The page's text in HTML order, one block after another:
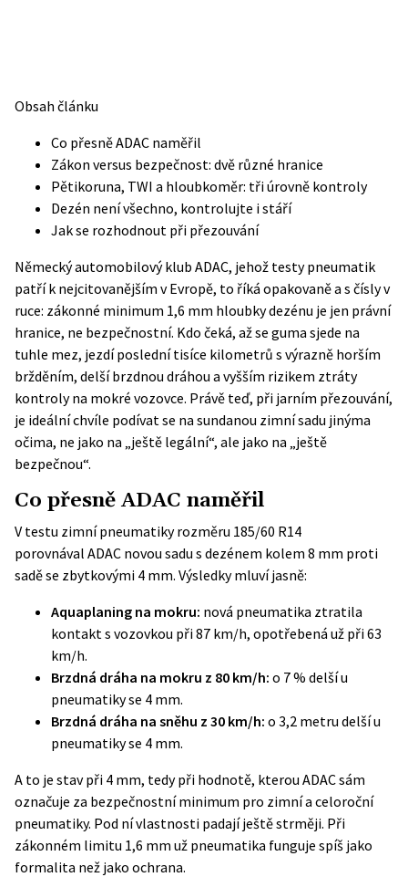
Obsah článku
Co přesně ADAC naměřil
Zákon versus bezpečnost: dvě různé hranice
Pětikoruna, TWI a hloubkoměr: tři úrovně kontroly
Dezén není všechno, kontrolujte i stáří
Jak se rozhodnout při přezouvání
Německý automobilový klub ADAC, jehož testy pneumatik
patří k nejcitovanějším v Evropě, to říká opakovaně a s čísly v
ruce: zákonné minimum 1,6 mm hloubky dezénu je jen právní
hranice, ne bezpečnostní. Kdo čeká, až se guma sjede na
tuhle mez, jezdí poslední tisíce kilometrů s výrazně horším
bržděním, delší brzdnou dráhou a vyšším rizikem ztráty
kontroly na mokré vozovce. Právě teď, při jarním přezouvání,
je ideální chvíle podívat se na sundanou zimní sadu jinýma
očima, ne jako na „ještě legální“, ale jako na „ještě
bezpečnou“.
Co přesně ADAC naměřil
V testu zimní pneumatiky rozměru 185/60 R14
porovnával ADAC novou sadu s dezénem kolem 8 mm proti
sadě se zbytkovými 4 mm. Výsledky mluví jasně:
Aquaplaning na mokru: nová pneumatika ztratila
kontakt s vozovkou při 87 km/h, opotřebená už při 63
km/h.
Brzdná dráha na mokru z 80 km/h: o 7 % delší u
pneumatiky se 4 mm.
Brzdná dráha na sněhu z 30 km/h: o 3,2 metru delší u
pneumatiky se 4 mm.
A to je stav při 4 mm, tedy při hodnotě, kterou ADAC sám
označuje za bezpečnostní minimum pro zimní a celoroční
pneumatiky. Pod ní vlastnosti padají ještě strměji. Při
zákonném limitu 1,6 mm už pneumatika funguje spíš jako
formalita než jako ochrana.